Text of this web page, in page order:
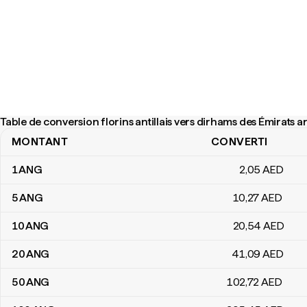
Table de conversion florins antillais vers dirhams des Émirats
Table de conversion florins antillais vers dirhams des Émirats
MONTANT CONVERTI
1ANG 2,05 AED
5ANG 10,27AED
10ANG 20,54 AED
20ANG 41,09 AED
50ANG 102,72AED